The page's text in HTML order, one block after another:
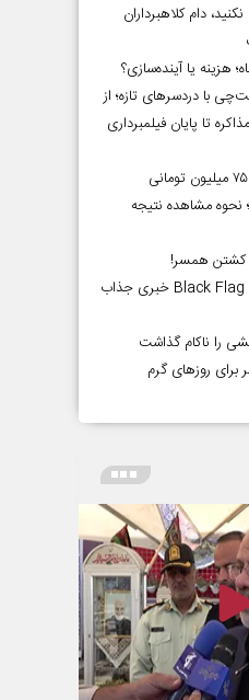
دام کلاهبرداران
هزینه یا آینده‌سازی؟
با دردسر‌های تازه؛ از
تا پایان فیلمبرداری
استعلام وام ضروری ۷۵ میلیون تومانی
نحوه مشاهده نتیجه
کشتن همسر!
بازگشت Black Flag Resynced خبری جذاب
را ناکام گذاشت
روز‌های گرم